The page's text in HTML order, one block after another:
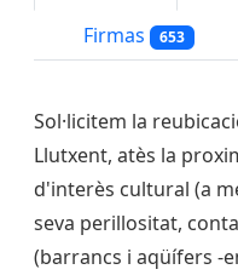
Firmas 653
Sol·licitem la
Llutxent, atès la
d'interès cultural (a
seva perillositat,
(barrancs i aqüífers -